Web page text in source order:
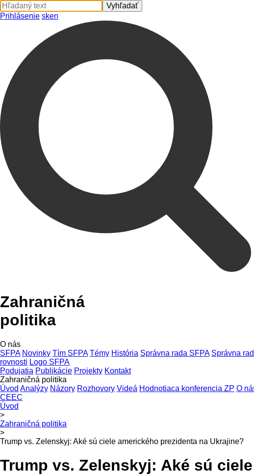
Prihlásenie sken
Zahraničná
politika
O nás
SFPA Novinky Tím SFPA Témy História Správna rada SFPA Správna
rovnosti Logo SFPA
Podujatia Publikácie Projekty Kontakt
Zahraničná politika
Úvod Analýzy Názory Rozhovory Videá Hodnotiaca konferencia ZP O
CEEC
Úvod
>
Zahraničná politika
>
Trump vs. Zelenskyj: Aké sú ciele amerického prezidenta na Ukrajine?
Trump vs. Zelenskyj: Aké sú